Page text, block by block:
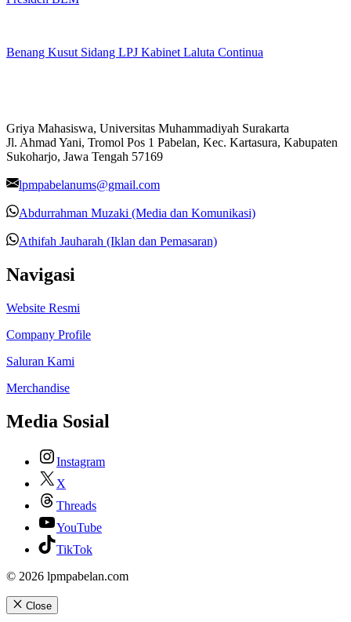
Benang Kusut Sidang LPJ Kabinet Laluta Continua
Griya Mahasiswa, Universitas Muhammadiyah Surakarta
Jl. Ahmad Yani, Tromol Pos 1 Pabelan, Kec. Kartasura, Kabupaten
Sukoharjo, Jawa Tengah 57169
lpmpabelanums@gmail.com
Abdurrahman Muzaki (Media dan Komunikasi)
Athifah Jauharah (Iklan dan Pemasaran)
Navigasi
Website Resmi
Company Profile
Saluran Kami
Merchandise
Media Sosial
Instagram
X
Threads
YouTube
TikTok
© 2026 lpmpabelan.com
Close